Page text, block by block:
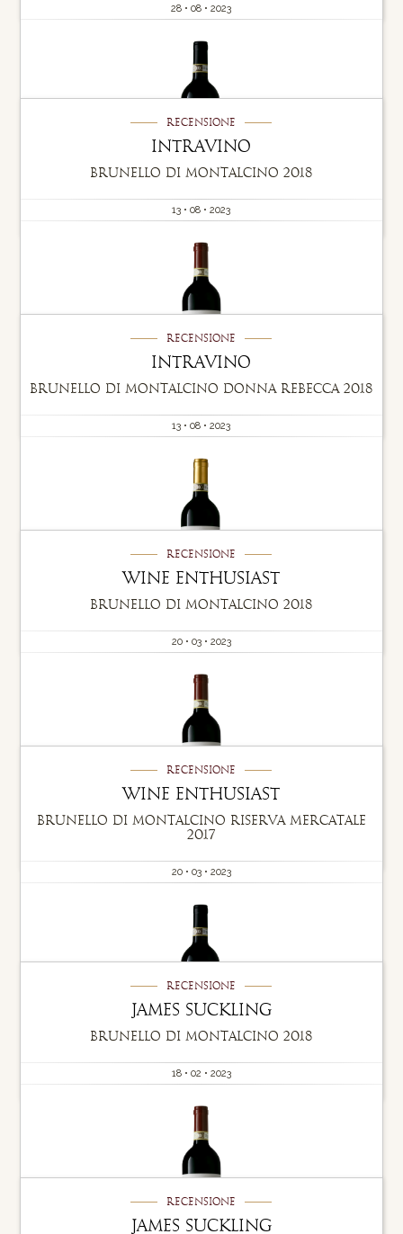
28 • 08 • 2023
Recensione
Intravino
Brunello di Montalcino 2018
13 • 08 • 2023
Recensione
Intravino
Brunello di Montalcino Donna Rebecca 2018
13 • 08 • 2023
Recensione
Wine Enthusiast
Brunello di Montalcino 2018
20 • 03 • 2023
Recensione
Wine Enthusiast
Brunello di Montalcino Riserva Mercatale
2017
20 • 03 • 2023
Recensione
James Suckling
Brunello di Montalcino 2018
18 • 02 • 2023
Recensione
James Suckling